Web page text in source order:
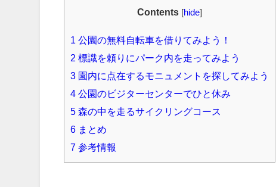
Contents hide
1 公園の無料自転車を借りてみよう！
2 標識を頼りにパーク内を走ってみよう
3 園内に点在するモニュメントを探してみよう
4 公園のビジターセンターでひと休み
5 森の中を走るサイクリングコース
6 まとめ
7 参考情報